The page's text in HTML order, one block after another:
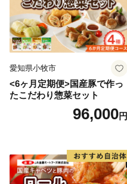
愛知県小牧市
<6ヶ月定期便>国産豚で作っ
たこだわり惣菜セット
96,000円